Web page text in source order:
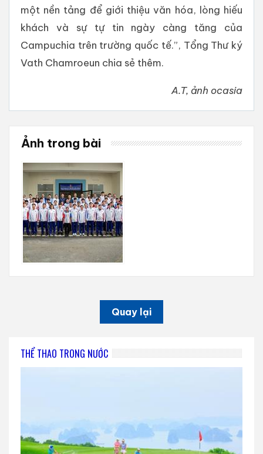
một nền tảng để giới thiệu văn hóa, lòng hiếu
khách và sự tự tin ngày càng tăng của
Campuchia trên trường quốc tế.”, Tổng Thư ký
Vath Chamroeun chia sẻ thêm.
A.T, ảnh ocasia
Ảnh trong bài
Quay lại
THỂ THAO TRONG NƯỚC